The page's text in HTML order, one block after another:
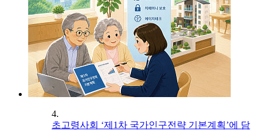
4.
초고령사회 ‘제1차 국가인구전략 기본계획’에 담